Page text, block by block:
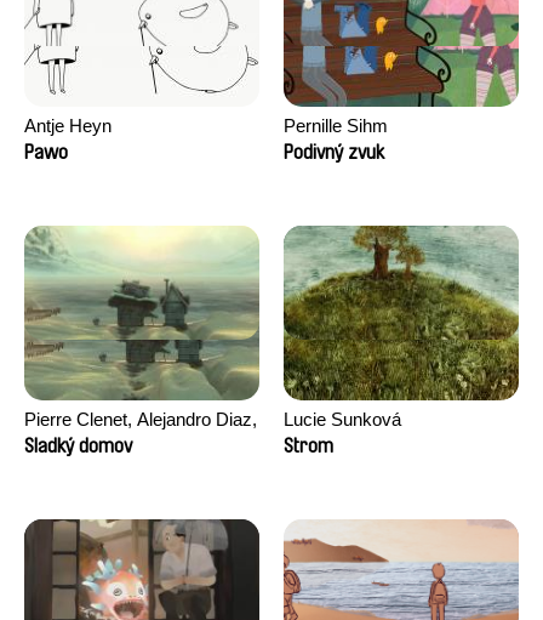
Antje Heyn
Pawo
Pernille Sihm
Podivný zvuk
Pierre Clenet, Alejandro Diaz,
Romain Mazevet, Stéphane
Sladký domov
Lucie Sunková
Strom